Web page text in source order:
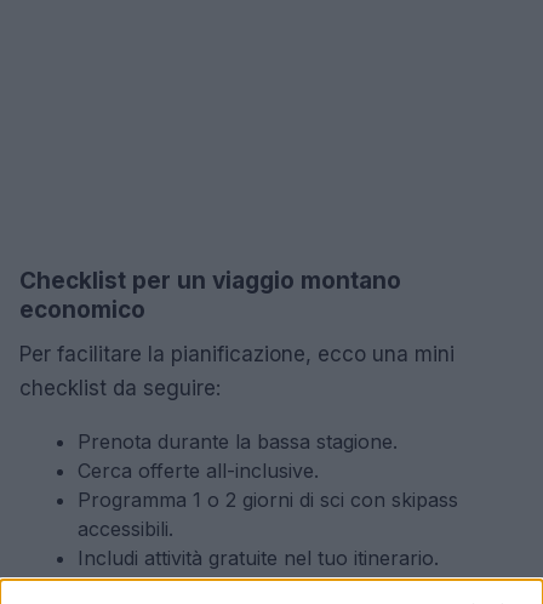
Checklist per un viaggio montano
economico
Per facilitare la pianificazione, ecco una mini
checklist da seguire:
Prenota durante la bassa stagione.
Cerca offerte all-inclusive.
Programma 1 o 2 giorni di sci con skipass
accessibili.
Includi attività gratuite nel tuo itinerario.